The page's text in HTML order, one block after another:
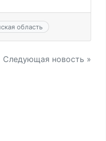
область
Следующая новость »